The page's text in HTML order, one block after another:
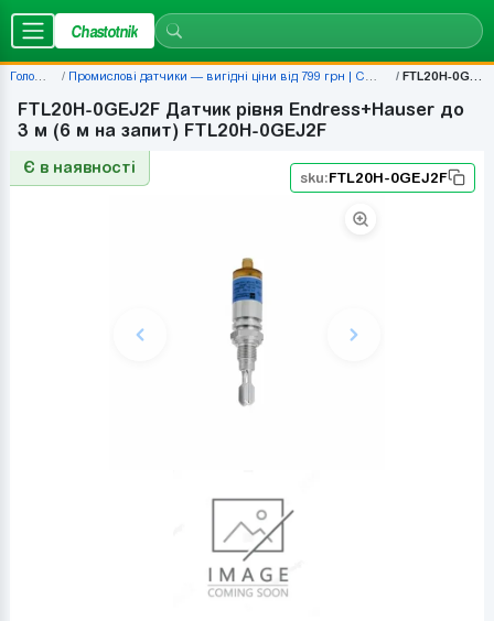
Chastotnik
Головна Промислові датчики — вигідні ціни від 799 грн | Chastotnik.ua FTL20H-0GEJ2F
FTL20H-0GEJ2F Датчик рівня Endress+Hauser до
3 м (6 м на запит) FTL20H-0GEJ2F
Є в наявності
sku:FTL20H-0GEJ2F